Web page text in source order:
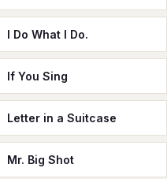
I Do What I Do.
If You Sing
Letter in a Suitcase
Mr. Big Shot